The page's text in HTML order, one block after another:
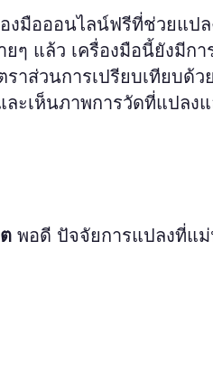
องมือออนไลน์ฟรีที่ช่วยแป
ๆ แล้ว เครื่องมือนี้ยังมีก
าส่วนการเปรียบเทียบด้
ะเห็นภาพการวัดที่แปลง
พอดี ปัจจัยการแปลงที่แ